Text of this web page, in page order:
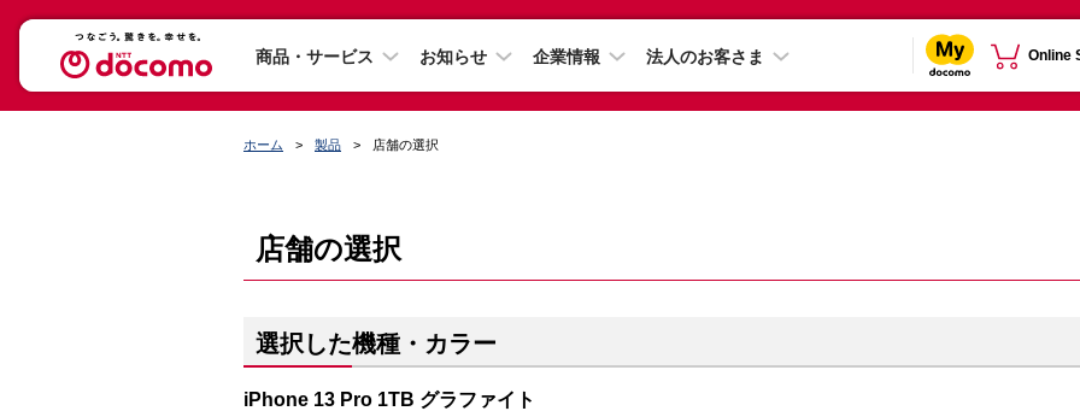
商品・サービス お知らせ 企業情報 法人のお客さま Online
ホーム 製品 店舗の選択
店舗の選択
選択した機種・カラー
iPhone 13 Pro 1TB グラファイト